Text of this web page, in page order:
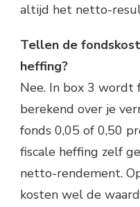
altijd het netto-
Tellen de
heffing?
Nee. In box 3
berekend over je
fonds 0,05 of 0,50
fiscale heffing zelf
netto-rendement.
kosten wel de